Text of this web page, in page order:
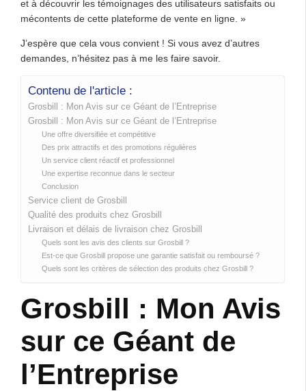
et à découvrir les témoignages des utilisateurs satisfaits ou
mécontents de cette plateforme de vente en ligne. »
J’espère que cela vous convient ! Si vous avez d’autres
demandes, n’hésitez pas à me les faire savoir.
Contenu de l'article :
Grosbill : Mon Avis sur ce Géant de l’Entreprise
Grosbill : Mon Avis sur ce Géant de l’Entreprise
Une offre diversifiée et compétitive
Des prix attractifs et des promotions régulières
Un service client réactif et professionnel
Une expertise reconnue dans le secteur
Conclusion
Service client de Grosbill
Qualité des produits chez Grosbill
Livraison et délais de livraison chez Grosbill
Quels sont les avis des clients sur Grosbill ?
Est-ce que Grosbill propose une garantie satisfait ou remboursé ?
Quels sont les critères de sélection des produits chez Grosbill ?
Grosbill : Mon Avis
sur ce Géant de
l’Entreprise